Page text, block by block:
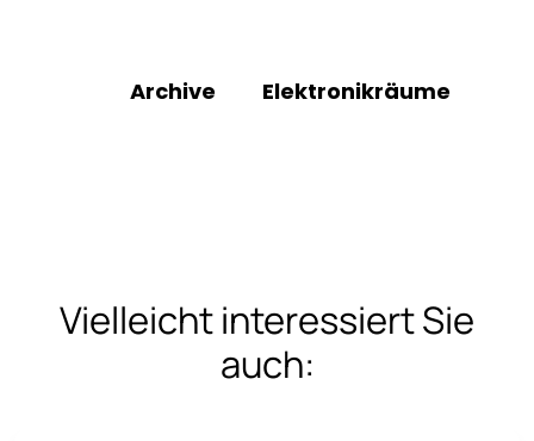
Archive Elektronikräume
Vielleicht interessiert Sie
auch: